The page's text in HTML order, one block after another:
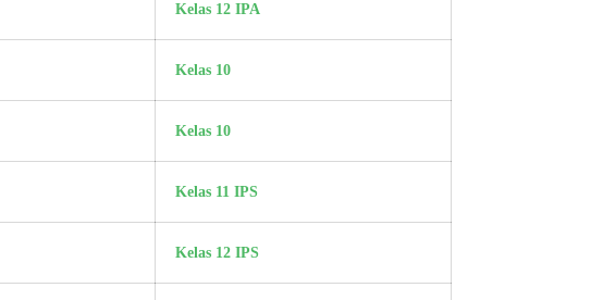
Kelas 12 IPA
Kelas 10
Kelas 10
Kelas 11 IPS
Kelas 12 IPS